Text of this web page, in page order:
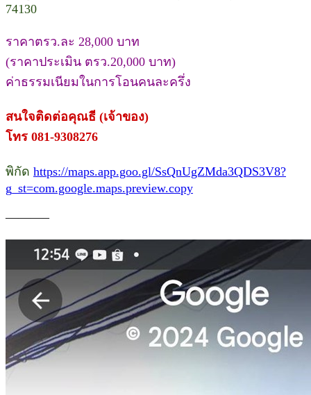
74130
ราคาตรว.ละ 28,000 บาท
(ราคาประเมิน ตรว.20,000 บาท)
ค่าธรรมเนียมในการโอนคนละครึ่ง
สนใจติดต่อคุณธี (เจ้าของ)
โทร 081-9308276
พิกัด https://maps.app.goo.gl/SsQnUgZMda3QDS3V8?
g_st=com.google.maps.preview.copy
———–